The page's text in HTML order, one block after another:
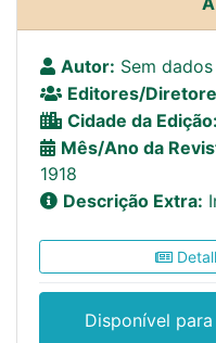
Autor: Sem dados
Editores/
Cidade da Edição:
Mês/Ano da
1918
Descrição Extra:
Disponível